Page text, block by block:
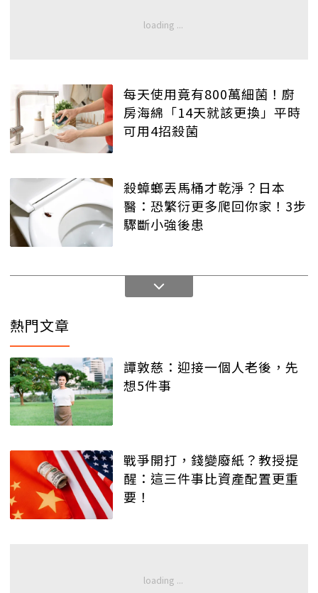
每天使用竟有800萬細菌！廚
房海綿「14天就該更換」平時
可用4招殺菌
殺蟑螂丟馬桶才乾淨？日本
醫：恐繁衍更多爬回你家！3步
驟斷小強後患
熱門文章
譚敦慈：迎接一個人老後，先
想5件事
戰爭開打，錢變廢紙？教授提
醒：這三件事比資產配置更重
要！